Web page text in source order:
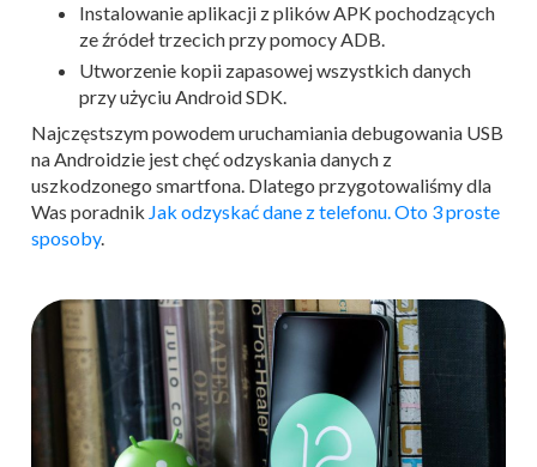
Instalowanie aplikacji z plików APK pochodzących
ze źródeł trzecich przy pomocy ADB.
Utworzenie kopii zapasowej wszystkich danych
przy użyciu Android SDK.
Najczęstszym powodem uruchamiania debugowania USB
na Androidzie jest chęć odzyskania danych z
uszkodzonego smartfona. Dlatego przygotowaliśmy dla
Was poradnik Jak odzyskać dane z telefonu. Oto 3 proste
sposoby.